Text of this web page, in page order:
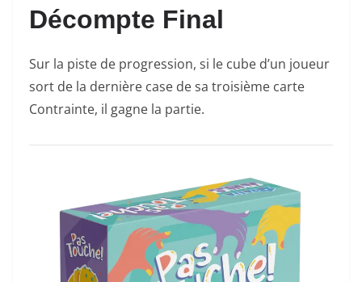
Décompte Final
Sur la piste de progression, si le cube d’un joueur
sort de la dernière case de sa troisième carte
Contrainte, il gagne la partie.